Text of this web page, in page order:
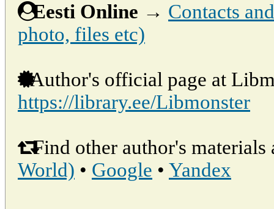
Eesti Online → Contacts
photo, files etc)
Author's official page at
https://library.ee/Libmonster
Find other author's materials
World) • Google • Yandex